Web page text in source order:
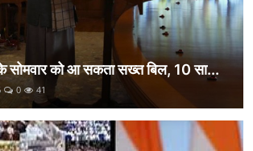
सोमवार को आ सकता सख्त बिल, 10 सा...
0 41